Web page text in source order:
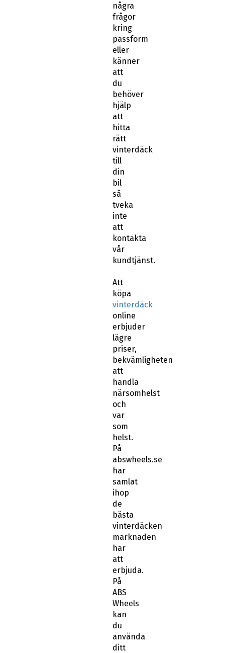
några
frågor
kring
passform
eller
känner
att
du
behöver
hjälp
att
hitta
rätt
vinterdäck
till
din
bil
så
tveka
inte
att
kontakta
vår
kundtjänst.
Att
köpa
vinterdäck
online
erbjuder
lägre
priser,
bekvämligheten
att
handla
närsomhelst
och
var
som
helst.
På
abswheels.se
har
samlat
ihop
de
bästa
vinterdäcken
marknaden
har
att
erbjuda.
På
ABS
Wheels
kan
du
använda
ditt